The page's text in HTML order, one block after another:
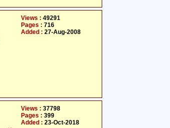
Views : 49291
Pages : 716
Added : 27-Aug-2008
Views : 37798
Pages : 399
Added : 23-Oct-2018